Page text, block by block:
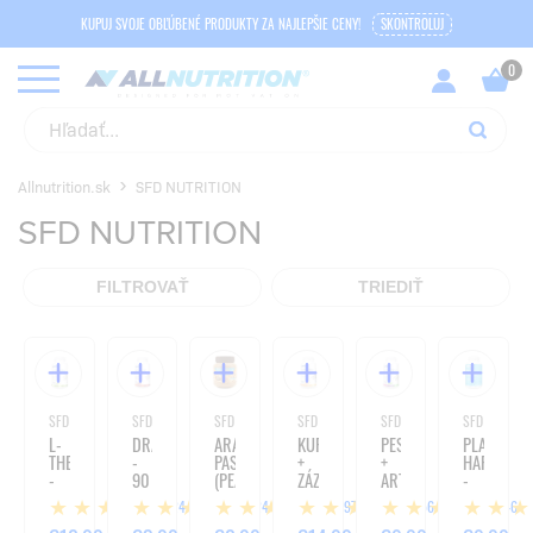
KUPUJ SVOJE OBĽÚBENÉ PRODUKTY ZA NAJLEPŠIE CENY! SKONTROLUJ
Allnutrition.sk SFD NUTRITION
SFD NUTRITION
FILTROVAŤ TRIEDIŤ
SFD NUTRITION
L-
THEANÍN
-
180
TABLIET 24
SFD NUTRITION
DRASLÍK
-
90
TABLIET 24
SFD NUTRITION
ARAŠIDOVÁ
PASTA
(PEANUT
CREAM)
- 897
SFD NUTRITION
KURKUMA
+
ZÁZVOR
ČIERNE 56
SFD NUTRITION
PESTREC
+
ARTIČOKA
180 46
SFD
PLAY
HARD
-
120
TABLIET